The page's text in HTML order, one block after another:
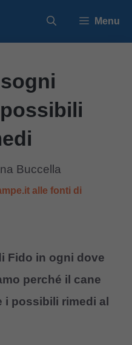
Menu
Buccella
alle fonti di
Fido in ogni dove
perché il cane
i possibili rimedi al